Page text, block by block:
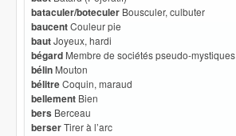
bataculer/boteculer Bousculer, culbuter
baucentCouleur pie
bautJoyeux, hardi
bégard Membre de sociétés pseudo-mystiques
bélin Mouton
bélitreCoquin, maraud
bellement Bien
bers Berceau
berserTirer à l’arc